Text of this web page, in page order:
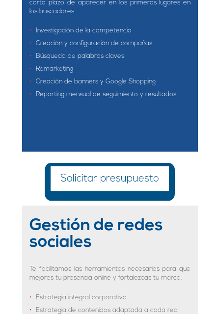
corto plazo de aparecer en los primeros lugares en
los buscadores.
Investigación de la competencia
Creación y configuración de compañas
Búsqueda de palabras claves
Remarketing
Creación de banners y Google Shopping
Reporting mensual de seguimiento y resultados
Solicitar presupuesto
Gestión de redes
sociales
Te facilitamos las herramientas necesarias para que
mejores tu presencia online y fortalezcas tu marca.
Estrategia integral corporativa
Estrategia de contenidos adaptada a cada red